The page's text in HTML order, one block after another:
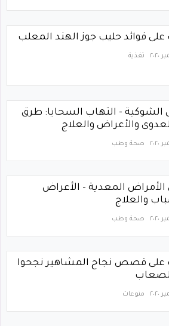
فوائد حليب جوز الهند المعلب
تغذية
الشوكية - التهاب السحايا: طرق
والأعراض والعلاج
صحة وطب
الأمراض المعدية - الأعراض
والعلاج
صحة وطب
على قصص نجاح المشاهير نجحوا
منوعات